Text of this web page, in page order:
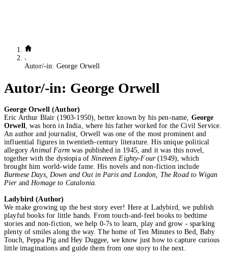
Autor/-in: George Orwell
Autor/-in: George Orwell
George Orwell (Author)
Eric Arthur Blair (1903-1950), better known by his pen-name, George
Orwell, was born in India, where his father worked for the Civil Service.
An author and journalist, Orwell was one of the most prominent and
influential figures in twentieth-century literature. His unique political
allegoryAnimal Farmwas published in 1945, and it was this novel,
together with the dystopia ofNineteen Eighty-Four(1949), which
brought him world-wide fame. His novels and non-fiction include
Burmese Days, Down and Out in Paris and London, The Road to Wigan
Pier andHomage to Catalonia.
Ladybird (Author)
We make growing up the best story ever! Here at Ladybird, we publish
playful books for little hands. From touch-and-feel books to bedtime
stories and non-fiction, we help 0-7s to learn, play and grow - sparking
plenty of smiles along the way. The home of Ten Minutes to Bed, Baby
Touch, Peppa Pig and Hey Duggee, we know just how to capture curious
little imaginations and guide them from one story to the next.